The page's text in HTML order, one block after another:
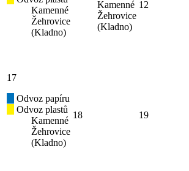
Kamenné
Žehrovice
(Kladno)
Kamenné
Žehrovice
(Kladno)
12
17
Odvoz papíru
Odvoz plastů
Kamenné
Žehrovice
(Kladno)
18 19